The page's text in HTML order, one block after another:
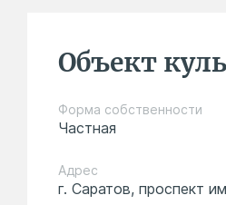
Объект
Форма собственности
Частная
Адрес
г. Саратов, проспект